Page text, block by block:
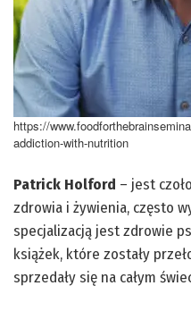
https://
addiction-with-nutrition
Patrick Holford – jest
zdrowia i żywienia, często
specjalizacją jest zdrowie
książek, które zostały
sprzedały się na całym